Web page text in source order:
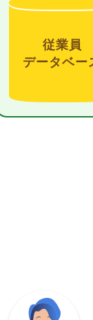
従業員
データベー